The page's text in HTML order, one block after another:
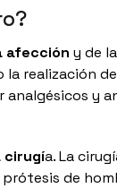
afección y de
realización
analgésicos y
cirugía. La
de